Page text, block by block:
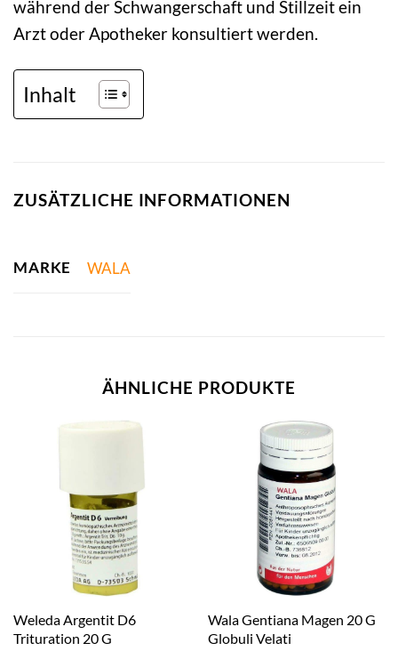
während der Schwangerschaft und Stillzeit ein
Arzt oder Apotheker konsultiert werden.
Inhalt
ZUSÄTZLICHE INFORMATIONEN
MARKE WALA
ÄHNLICHE PRODUKTE
Weleda Argentit D6
Trituration 20 G
Wala Gentiana Magen 20 G
Globuli Velati